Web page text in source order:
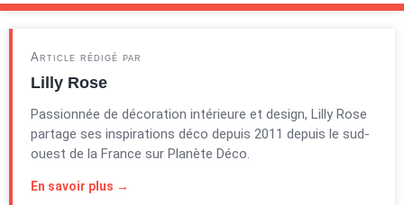
Article rédigé par
Lilly Rose
Passionnée de décoration intérieure et design, Lilly Rose
partage ses inspirations déco depuis 2011 depuis le sud-
ouest de la France sur Planète Déco.
En savoir plus →